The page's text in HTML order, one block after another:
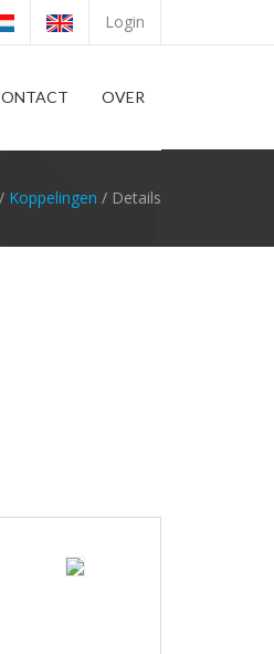
Login
OVER
Koppelingen / Details